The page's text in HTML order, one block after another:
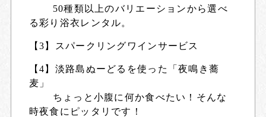
50種類以上のバリエーションから選べ
る彩り浴衣レンタル。
【3】スパークリングワインサービス
【4】淡路島ぬーどるを使った「夜鳴き蕎
麦」
ちょっと小腹に何か食べたい！そんな
時夜食にピッタリです！